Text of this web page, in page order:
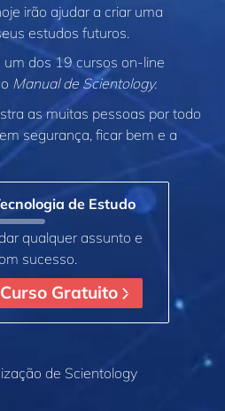
irão ajudar a criar uma
estudos futuros.
dos 19 cursos on‑line
Manual de Scientology.
as muitas pessoas por todo
segurança, ficar bem e a
de Estudo
qualquer assunto e
sucesso.
Gratuito
de Scientology